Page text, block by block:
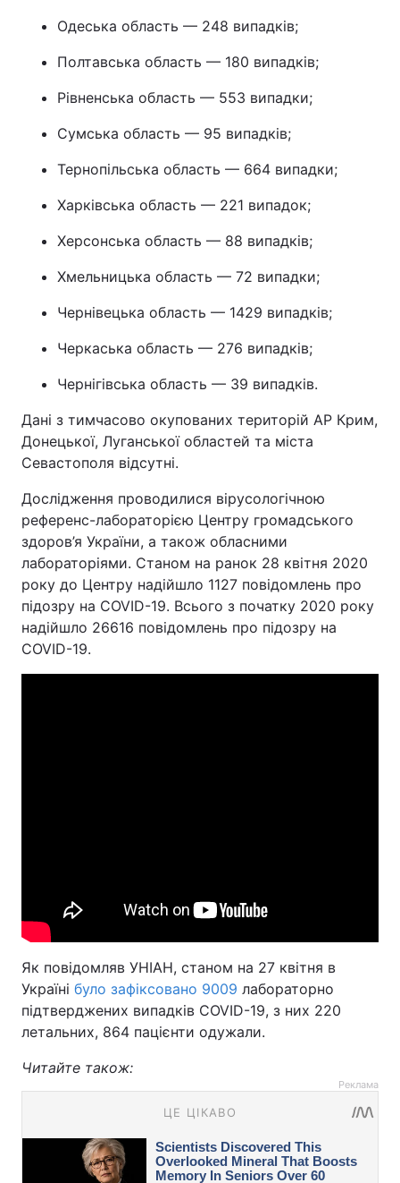
Одеська область — 248 випадків;
Полтавська область — 180 випадків;
Рівненська область — 553 випадки;
Сумська область — 95 випадків;
Тернопільська область — 664 випадки;
Харківська область — 221 випадок;
Херсонська область — 88 випадків;
Хмельницька область — 72 випадки;
Чернівецька область — 1429 випадків;
Черкаська область — 276 випадків;
Чернігівська область — 39 випадків.
Дані з тимчасово окупованих територій АР Крим,
Донецької, Луганської областей та міста
Севастополя відсутні.
Дослідження проводилися вірусологічною
референс-лабораторією Центру громадського
здоров’я України, а також обласними
лабораторіями. Станом на ранок 28 квітня 2020
року до Центру надійшло 1127 повідомлень про
підозру на COVID-19. Всього з початку 2020 року
надійшло 26616 повідомлень про підозру на
COVID-19.
Як повідомляв УНІАН, станом на 27 квітня в
Україні було зафіксовано 9009 лабораторно
підтверджених випадків COVID-19, з них 220
летальних, 864 пацієнти одужали.
Читайте також:
Реклама